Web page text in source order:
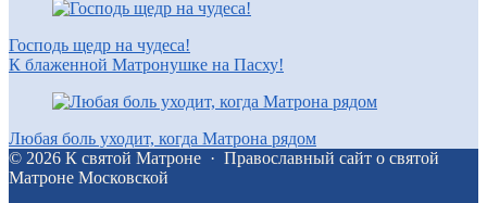
Господь щедр на чудеса!
К блаженной Матронушке на Пасху!
Любая боль уходит, когда Матрона рядом
© 2026 К святой Матроне · Православный сайт о святой
Матроне Московской